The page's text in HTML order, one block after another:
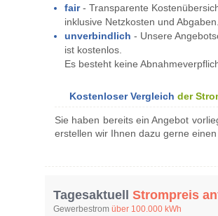
fair- Transparente
inklusive Netzkosten und Abgaben.
unverbindlich - Unsere
ist kostenlos.
Es besteht keine
Kostenloser Vergleich der
Sie haben bereits ein Angebot
erstellen wir Ihnen dazu gerne einen
Tagesaktuell Strompreis
Gewerbestrom über 100.000 kWh